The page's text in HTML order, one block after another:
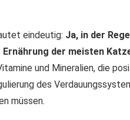
eindeutig: Ja, in der
der meisten
und Mineralien, die
des
müssen.